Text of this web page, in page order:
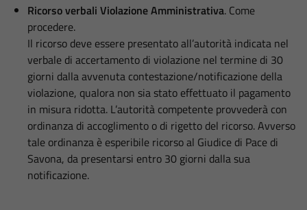
Ricorso verbali Violazione Amministrativa. Come
procedere.
Il ricorso deve essere presentato all’autorità indicata nel
verbale di accertamento di violazione nel termine di 30
giorni dalla avvenuta contestazione/notificazione della
violazione, qualora non sia stato effettuato il pagamento
in misura ridotta. L’autorità competente provvederà con
ordinanza di accoglimento o di rigetto del ricorso. Avverso
tale ordinanza è esperibile ricorso al Giudice di Pace di
Savona, da presentarsi entro 30 giorni dalla sua
notificazione.